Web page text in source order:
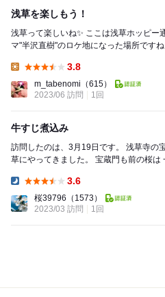
浅草を楽しもう！
浅草って楽しいね✨ ここは浅草ホッピー通りの北の端にあるお店 TVドラ
マ"半沢直樹"のロケ地になった場所ですね この日は先日買った着物に合う
3.8
m_tabenomi （615）
2023/06 訪問
1回
牛すじ煮込み￼
訪問したのは、3月19日です。 浅草寺の宝蔵門の前の桜￼￼が 見たくて、浅
草にやってきました。 宝蔵門も前の桜は 一重のしだれ桜なので￼ ソメイヨ
3.6
桜39796 （1573）
2023/03 訪問
1回